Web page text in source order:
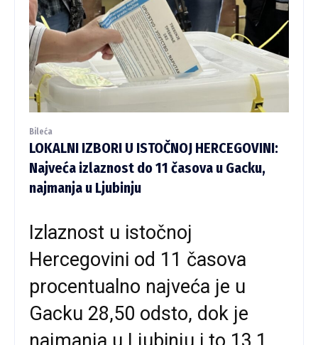
Bileća
LOKALNI IZBORI U ISTOČNOJ HERCEGOVINI:
Najveća izlaznost do 11 časova u Gacku,
najmanja u Ljubinju
Izlaznost u istočnoj
Hercegovini od 11 časova
procentualno najveća je u
Gacku 28,50 odsto, dok je